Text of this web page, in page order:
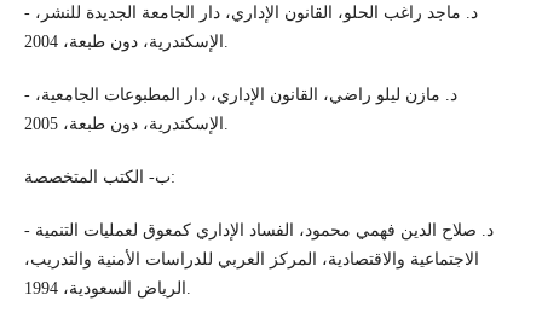
- د. ماجد راغب الحلو، القانون الإداري، دار الجامعة الجديدة للنشر،
الإسكندرية، دون طبعة، 2004.
- د. مازن ليلو راضي، القانون الإداري، دار المطبوعات الجامعية،
الإسكندرية، دون طبعة، 2005.
ب- الكتب المتخصصة:
- د. صلاح الدين فهمي محمود، الفساد الإداري كمعوق لعمليات التنمية
الاجتماعية والاقتصادية، المركز العربي للدراسات الأمنية والتدريب،
الرياض السعودية، 1994.